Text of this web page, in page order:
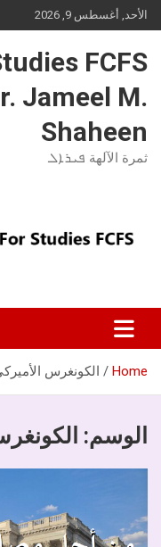
Skip
to
الأحد, أغسطس 9, 2026
FCFS
Jameel M.
Shaheen
ثمرة الآلهة ܦܝܪܐܠ
Home الكونغرس
الوسم: